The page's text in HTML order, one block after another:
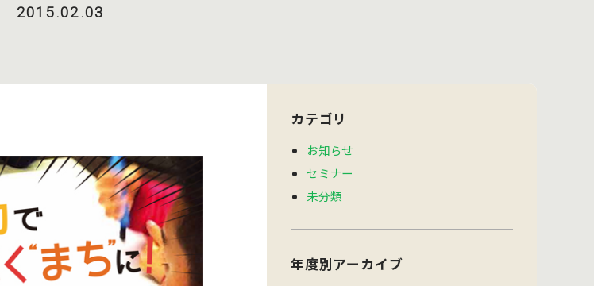
2015.02.03
カテゴリ
お知らせ
セミナー
未分類
年度別アーカイブ